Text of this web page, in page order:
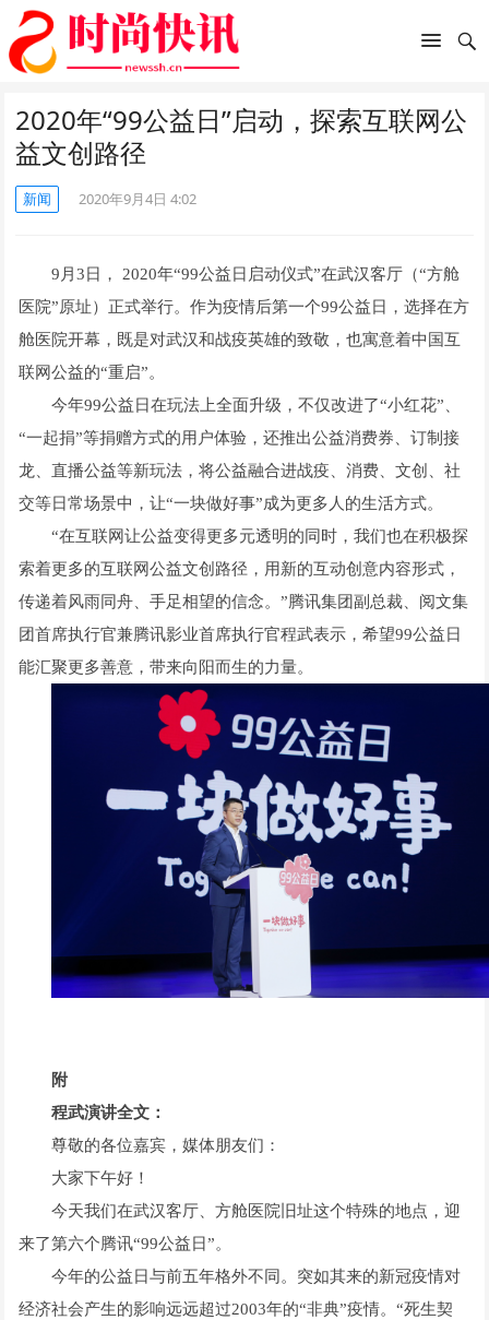
2020年“99公益日”启动，探索互联网公
益文创路径
新闻 2020年9月4日 4:02
9月3日， 2020年“99公益日启动仪式”在武汉客厅（“方舱
医院”原址）正式举行。作为疫情后第一个99公益日，选择在方
舱医院开幕，既是对武汉和战疫英雄的致敬，也寓意着中国互
联网公益的“重启”。
今年99公益日在玩法上全面升级，不仅改进了“小红花”、
“一起捐”等捐赠方式的用户体验，还推出公益消费券、订制接
龙、直播公益等新玩法，将公益融合进战疫、消费、文创、社
交等日常场景中，让“一块做好事”成为更多人的生活方式。
“在互联网让公益变得更多元透明的同时，我们也在积极探
索着更多的互联网公益文创路径，用新的互动创意内容形式，
传递着风雨同舟、手足相望的信念。”腾讯集团副总裁、阅文集
团首席执行官兼腾讯影业首席执行官程武表示，希望99公益日
能汇聚更多善意，带来向阳而生的力量。
附
程武演讲全文：
尊敬的各位嘉宾，媒体朋友们：
大家下午好！
今天我们在武汉客厅、方舱医院旧址这个特殊的地点，迎
来了第六个腾讯“99公益日”。
今年的公益日与前五年格外不同。突如其来的新冠疫情对
经济社会产生的影响远远超过2003年的“非典”疫情。“死生契